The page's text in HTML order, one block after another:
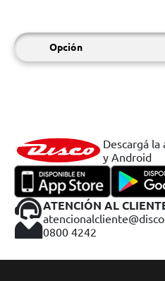
Opción
Descargá la
y Android
ATENCIÓN AL
0800 4242